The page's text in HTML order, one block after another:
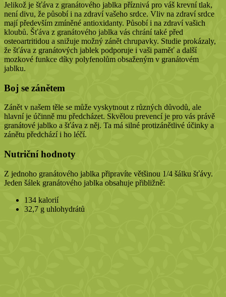
Jelikož je šťáva z granátového jablka příznivá pro váš krevní tlak,
není divu, že působí i na zdraví vašeho srdce. Vliv na zdraví srdce
mají především zmíněné antioxidanty. Působí i na zdraví vašich
kloubů. Šťáva z granátového jablka vás chrání také před
osteoartritidou a snižuje možný zánět chrupavky. Studie prokázaly,
že šťáva z granátových jablek podporuje i vaši paměť a další
mozkové funkce díky polyfenolům obsaženým v granátovém
jablku.
Boj se zánětem
Zánět v našem těle se může vyskytnout z různých důvodů, ale
hlavní je účinně mu předcházet. Skvělou prevencí je pro vás právě
granátové jablko a šťáva z něj. Ta má silné protizánětlivé účinky a
zánětu předchází i ho léčí.
Nutriční hodnoty
Z jednoho granátového jablka připravíte většinou 1/4 šálku šťávy.
Jeden šálek granátového jablka obsahuje přibližně:
134 kalorií
32,7 g uhlohydrátů